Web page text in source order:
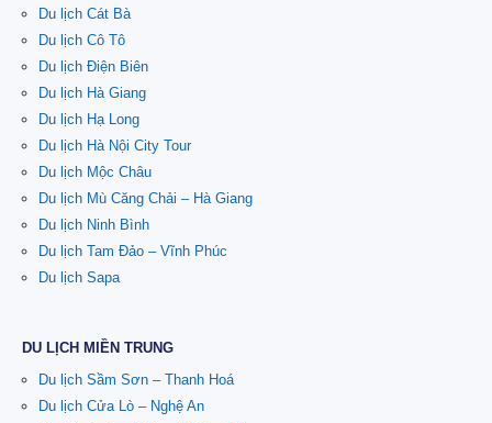
Du lịch Cát Bà
Du lịch Cô Tô
Du lịch Điện Biên
Du lịch Hà Giang
Du lịch Hạ Long
Du lịch Hà Nội City Tour
Du lịch Mộc Châu
Du lịch Mù Căng Chải – Hà Giang
Du lịch Ninh Bình
Du lịch Tam Đảo – Vĩnh Phúc
Du lịch Sapa
DU LỊCH MIỀN TRUNG
Du lịch Sầm Sơn – Thanh Hoá
Du lịch Cửa Lò – Nghệ An